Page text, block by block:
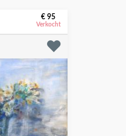
€ 95
Verkocht